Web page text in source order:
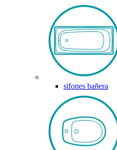
sifones bañera